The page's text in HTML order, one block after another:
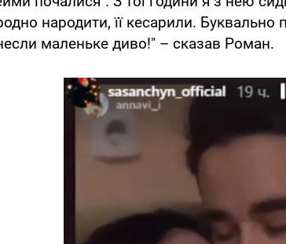
народити, її кесарили. Буквально
маленьке диво!" – сказав Роман.